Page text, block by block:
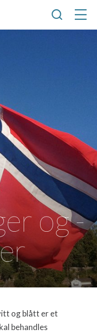
og -
og blått er et
behandles